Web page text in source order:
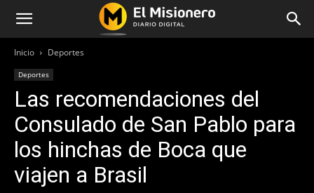
Inicio Deportes
Deportes
Las recomendaciones del
Consulado de San Pablo para
los hinchas de Boca que
viajen a Brasil